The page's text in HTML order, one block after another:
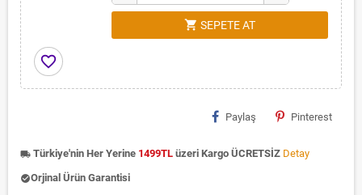
shopping_cart SEPETE AT
favorite_border
Paylaş Pinterest
local_shipping Türkiye'nin Her Yerine 1499TL üzeri Kargo ÜCRETSİZ Detay
check_circleOrjinal Ürün Garantisi